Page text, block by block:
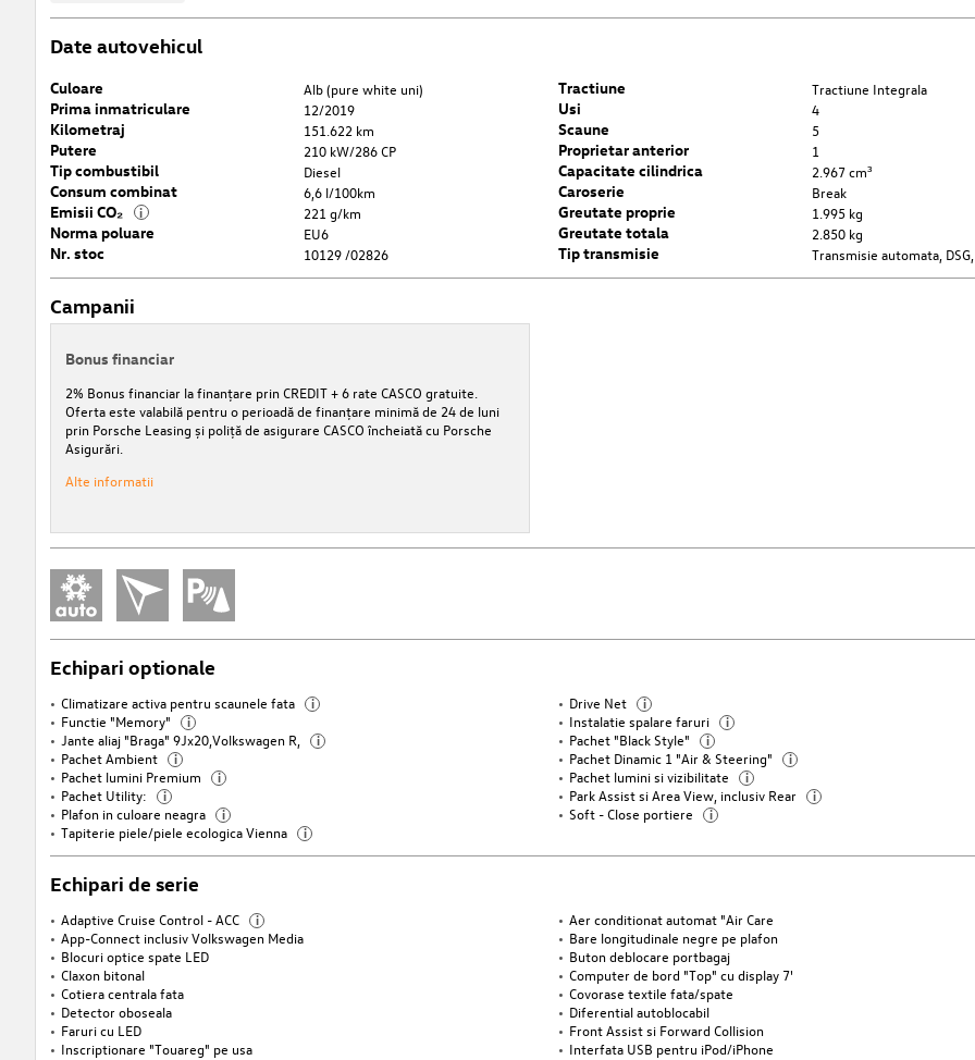
Date autovehicul
Culoare Alb (pure white uni)
Prima inmatriculare 12/2019
Kilometraj 151.622 km
Putere 210 kW/286 CP
Tip combustibil Diesel
Consum combinat 6,6 l/100km
Emisii CO₂ i 221 g/km
Norma poluare EU6
Nr. stoc 10129 /02826
Tractiune Tractiune Integrala
Usi 4
Scaune 5
Proprietar anterior 1
Capacitate cilindrica 2.967 cm³
Caroserie Break
Greutate proprie 1.995 kg
Greutate totala 2.850 kg
Tip transmisie Transmisie automata,
Campanii
Bonus financiar
2% Bonus financiar la finanțare prin CREDIT + 6 rate CASCO gratuite.
Oferta este valabilă pentru o perioadă de finanțare minimă de 24 de luni
prin Porsche Leasing și poliță de asigurare CASCO încheiată cu Porsche
Asigurări.
Alte informatii
Echipari optionale
Climatizare activa pentru scaunele fata i Drive Net i
Functie "Memory" i Instalatie spalare faruri i
Jante aliaj "Braga" 9Jx20,Volkswagen R, i Pachet "Black Style" i
Pachet Ambient i Pachet Dinamic 1 "Air & Steering" i
Pachet lumini Premium i Pachet lumini si vizibilitate i
Pachet Utility: i Park Assist si Area View, inclusiv Rear i
Plafon in culoare neagra i Soft - Close portiere i
Tapiterie piele/piele ecologica Vienna i
Echipari de serie
Adaptive Cruise Control - ACC i
Aer conditionat automat "Air Care
App-Connect inclusiv Volkswagen Media
Bare longitudinale negre pe plafon
Blocuri optice spate LED
Buton deblocare portbagaj
Claxon bitonal
Computer de bord "Top" cu display 7'
Cotiera centrala fata
Covorase textile fata/spate
Detector oboseala
Diferential autoblocabil
Faruri cu LED
Front Assist si Forward Collision
Inscriptionare "Touareg" pe usa
Interfata USB pentru iPod/iPhone